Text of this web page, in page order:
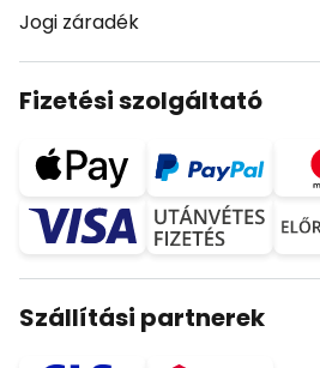
Jogi záradék
Fizetési szolgáltató
Szállítási partnerek